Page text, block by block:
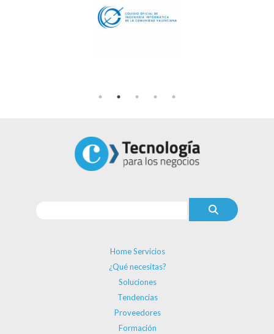
Home Servicios
¿Qué necesitas?
Soluciones
Tendencias
Proveedores
Formación